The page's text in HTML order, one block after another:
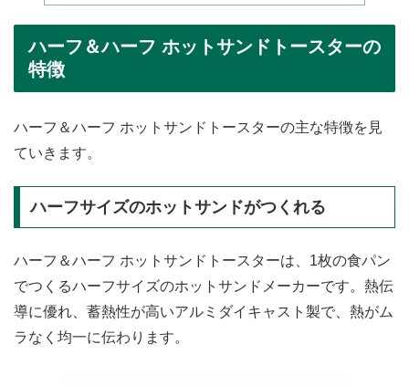
ハーフ＆ハーフ ホットサンドトースターの
特徴
ハーフ＆ハーフ ホットサンドトースターの主な特徴を見
ていきます。
ハーフサイズのホットサンドがつくれる
ハーフ＆ハーフ ホットサンドトースターは、1枚の食パン
でつくるハーフサイズのホットサンドメーカーです。熱伝
導に優れ、蓄熱性が高いアルミダイキャスト製で、熱がム
ラなく均一に伝わります。